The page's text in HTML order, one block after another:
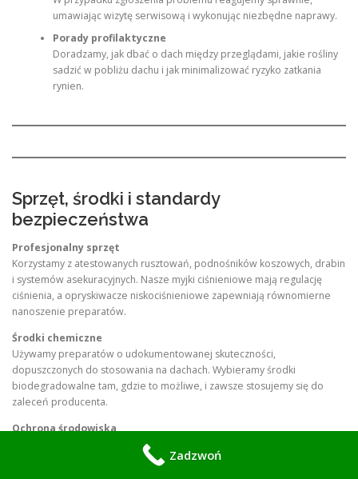
umawiając wizytę serwisową i wykonując niezbędne naprawy.
Porady profilaktyczne
Doradzamy, jak dbać o dach między przeglądami, jakie rośliny
sadzić w pobliżu dachu i jak minimalizować ryzyko zatkania
rynien.
Sprzęt, środki i standardy
bezpieczeństwa
Profesjonalny sprzęt
Korzystamy z atestowanych rusztowań, podnośników koszowych, drabin
i systemów asekuracyjnych. Nasze myjki ciśnieniowe mają regulację
ciśnienia, a opryskiwacze niskociśnieniowe zapewniają równomierne
nanoszenie preparatów.
Środki chemiczne
Używamy preparatów o udokumentowanej skuteczności,
dopuszczonych do stosowania na dachach. Wybieramy środki
biodegradowalne tam, gdzie to możliwe, i zawsze stosujemy się do
zaleceń producenta.
Ochrona środowiska
Minimalizujemy wpływ na roślinność i glebę poprzez zabezpieczenie
terenu i zbieranie spływających zanieczyszczeń. W razie potrzeby
Zadzwoń